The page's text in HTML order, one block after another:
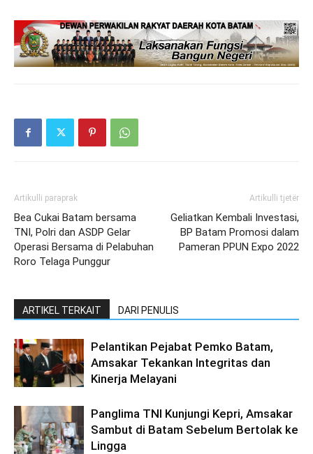
Artikulli paraprak
Bea Cukai Batam bersama
TNI, Polri dan ASDP Gelar
Operasi Bersama di Pelabuhan
Roro Telaga Punggur
Artikulli tjetër
Geliatkan Kembali Investasi,
BP Batam Promosi dalam
Pameran PPUN Expo 2022
ARTIKEL TERKAIT DARI PENULIS
Pelantikan Pejabat Pemko Batam,
Amsakar Tekankan Integritas dan
Kinerja Melayani
Panglima TNI Kunjungi Kepri, Amsakar
Sambut di Batam Sebelum Bertolak ke
Lingga